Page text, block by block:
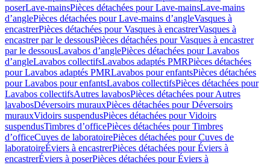
poserLave-mainsPièces détachées pour Lave-mainsLave-mains
d’anglePièces détachées pour Lave-mains d’angleVasques à
encastrerPièces détachées pour Vasques à encastrerVasques à
encastrer par le dessousPièces détachées pour Vasques à encastrer
par le dessousLavabos d’anglePièces détachées pour Lavabos
d’angleLavabos collectifsLavabos adaptés PMRPièces détachées
pour Lavabos adaptés PMRLavabos pour enfantsPièces détachées
pour Lavabos pour enfantsLavabos collectifsPièces détachées pour
Lavabos collectifsAutres lavabosPièces détachées pour Autres
lavabosDéversoirs murauxPièces détachées pour Déversoirs
murauxVidoirs suspendusPièces détachées pour Vidoirs
suspendusTimbres dʼofficePièces détachées pour Timbres
dʼofficeCuves de laboratoirePièces détachées pour Cuves de
laboratoireÉviers à encastrerPièces détachées pour Éviers à
encastrerÉviers à poserPièces détachées pour Éviers à